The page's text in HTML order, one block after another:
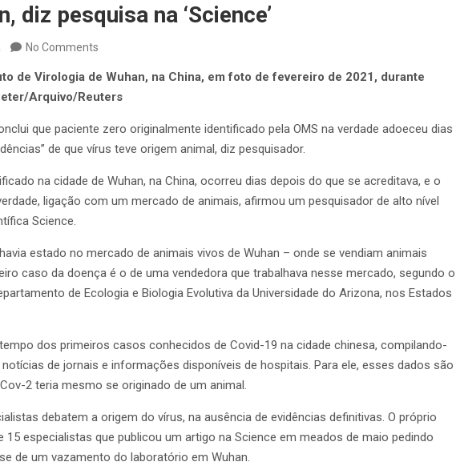
diz pesquisa na ‘Science’
No Comments
de Virologia de Wuhan, na China, em foto de fevereiro de 2021, durante
Arquivo/Reuters
que paciente zero originalmente identificado pela OMS na verdade adoeceu dias
de que vírus teve origem animal, diz pesquisador.
na cidade de Wuhan, na China, ocorreu dias depois do que se acreditava, e o
ligação com um mercado de animais, afirmou um pesquisador de alto nível
Science.
estado no mercado de animais vivos de Wuhan – onde se vendiam animais
caso da doença é o de uma vendedora que trabalhava nesse mercado, segundo o
de Ecologia e Biologia Evolutiva da Universidade do Arizona, nos Estados
dos primeiros casos conhecidos de Covid-19 na cidade chinesa, compilando-
de jornais e informações disponíveis de hospitais. Para ele, esses dados são
2 teria mesmo se originado de um animal.
debatem a origem do vírus, na ausência de evidências definitivas. O próprio
especialistas que publicou um artigo na Science em meados de maio pedindo
de um vazamento do laboratório em Wuhan.